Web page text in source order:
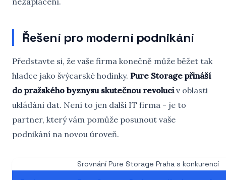
Řešení pro moderní podnikání
Představte si, že vaše firma konečně může běžet tak
hladce jako švýcarské hodinky. Pure Storage přináší
do pražského byznysu skutečnou revoluciv oblasti
ukládání dat. Není to jen další IT firma - je to
partner, který vám pomůže posunout vaše
podnikání na novou úroveň.
Srovnání Pure Storage Praha s konkurencí